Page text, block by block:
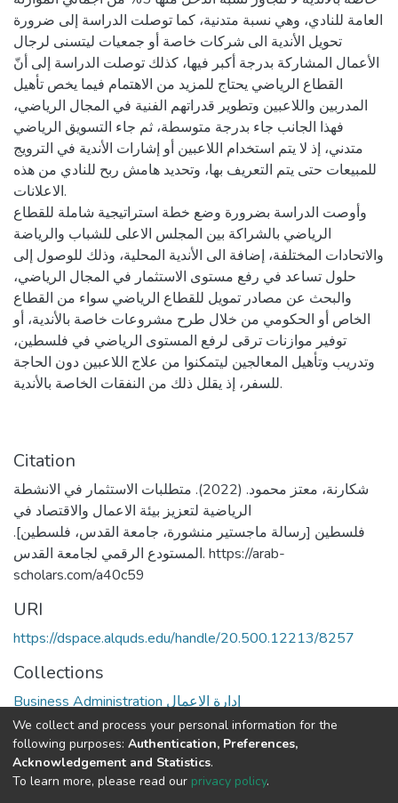
العامة للنادي، وهي نسبة متدنية، كما توصلت الدراسة إلى ضرورة
تحويل الأندية الى شركات خاصة أو جمعيات ليتسنى لرجال
الأعمال المشاركة بدرجة أكبر فيها، كذلك توصلت الدراسة إلى أنّ
القطاع الرياضي يحتاج للمزيد من الاهتمام فيما يخص تأهيل
المدربين واللاعبين وتطوير قدراتهم الفنية في المجال الرياضي،
فهذا الجانب جاء بدرجة متوسطة، ثم جاء التسويق الرياضي
متدني، إذ لا يتم استخدام اللاعبين أو إشارات الأندية في الترويج
للمبيعات حتى يتم التعريف بها، وتحديد هامش ربح للنادي من هذه
الاعلانات.
وأوصت الدراسة بضرورة وضع خطة استراتيجية شاملة للقطاع
الرياضي بالشراكة بين المجلس الاعلى للشباب والرياضة
والاتحادات المختلفة، إضافة الى الأندية المحلية، وذلك للوصول إلى
حلول تساعد في رفع مستوى الاستثمار في المجال الرياضي،
والبحث عن مصادر تمويل للقطاع الرياضي سواء من القطاع
الخاص أو الحكومي من خلال طرح مشروعات خاصة بالأندية، أو
توفير موازنات ترقى لرفع المستوى الرياضي في فلسطين،
وتدريب وتأهيل المعالجين ليتمكنوا من علاج اللاعبين دون الحاجة
للسفر، إذ يقلل ذلك من النفقات الخاصة بالأندية.
Citation
شكارنة، معتز محمود. (2022). متطلبات الاستثمار في الانشطة
الرياضية لتعزيز بيئة الاعمال والاقتصاد في
فلسطين [رسالة ماجستير منشورة، جامعة القدس، فلسطين].
المستودع الرقمي لجامعة القدس. https://arab-
scholars.com/a40c59
URI
https://dspace.alquds.edu/handle/20.500.12213/8257
Collections
Business Administration إدارة الاعمال
Full item page
We collect and process your personal information for the
following purposes: Authentication, Preferences,
Acknowledgement and Statistics.
To learn more, please read our privacy policy.